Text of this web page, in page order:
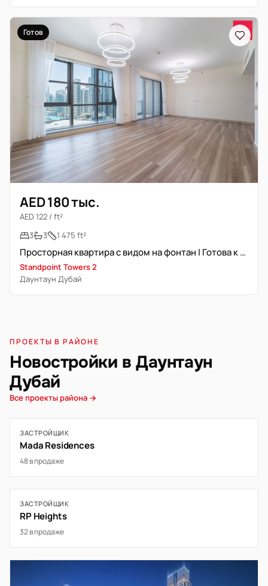
Готов
AED 180 тыс.
AED 122 / ft²
3
3 1 475 ft²
Просторная квартира с видом на фонтан | Готова к заселению
Standpoint Towers 2
Даунтаун Дубай
ПРОЕКТЫ В РАЙОНЕ
Новостройки в Даунтаун
Дубай
Все проекты района →
ЗАСТРОЙЩИК
Mada Residences
48 в продаже
ЗАСТРОЙЩИК
RP Heights
32 в продаже